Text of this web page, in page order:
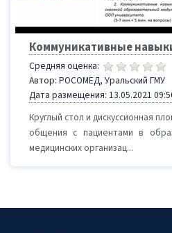
Коммуникативные
Средняя оценка:
Автор: РОСОМЕД, Уральский ГМУ
Дата размещения: 13.05.2021
Круглый стол и дискуссионная
общения с пациентами в
медицинских организац...